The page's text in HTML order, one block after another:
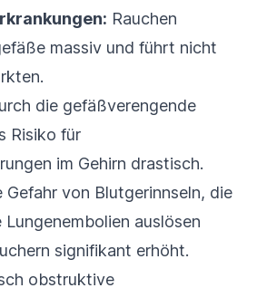
Rauchen
massiv und führt nicht
die gefäßverengende
Risiko für
im Gehirn drastisch.
Gefahr von Blutgerinnseln, die
auslösen
signifikant erhöht.
obstruktive